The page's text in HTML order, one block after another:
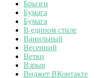
Брызги
Бумага
Бумага
В едином стиле
Ванильный
Весенний
Ветки
Взрыв
Виджет ВКонтакте